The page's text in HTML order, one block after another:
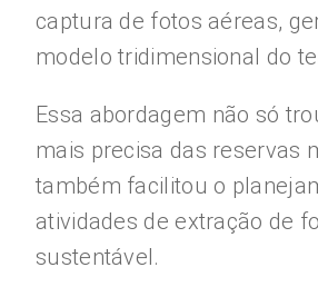
captura de fotos aéreas,
modelo tridimensional do
Essa abordagem não só
mais precisa das reservas
também facilitou o
atividades de extração de
sustentável.